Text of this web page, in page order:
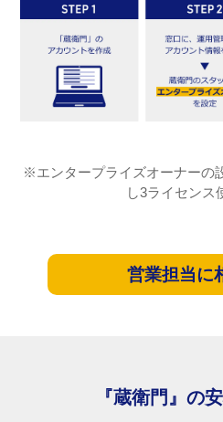
※エンタープライズオーナーの
し3ライセンス
営業担当に
『蔵衛門』の